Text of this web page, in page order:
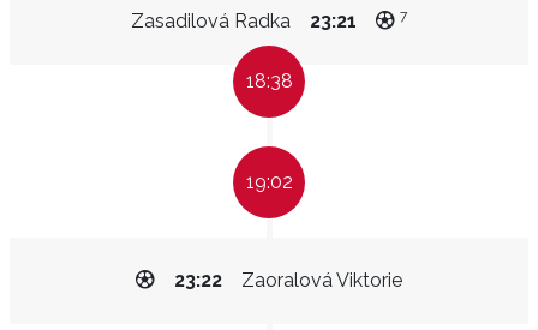
Zasadilová Radka 23:21 7
18:38
19:02
Zaoralová Viktorie
23:22